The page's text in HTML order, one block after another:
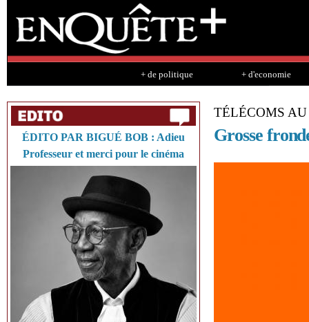
+ de politique + d'economie
ÉDITO PAR BIGUÉ BOB : Adieu
Professeur et merci pour le cinéma
TÉLÉCOMS
Grosse